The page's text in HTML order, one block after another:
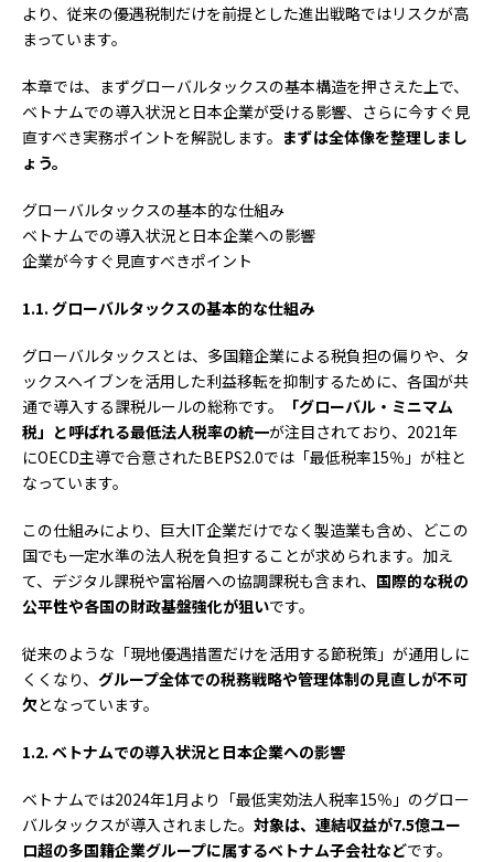
より、従来の優遇税制だけを前提とした進出戦略ではリスクが高
まっています。
本章では、まずグローバルタックスの基本構造を押さえた上で、
ベトナムでの導入状況と日本企業が受ける影響、さらに今すぐ見
直すべき実務ポイントを解説します。 まずは全体像を整理しまし
ょう。
グローバルタックスの基本的な仕組み
ベトナムでの導入状況と日本企業への影響
企業が今すぐ見直すべきポイント
1.1. グローバルタックスの基本的な仕組み
グローバルタックスとは、多国籍企業による税負担の偏りや、タ
ックスヘイブンを活用した利益移転を抑制するために、各国が共
通で導入する課税ルールの総称です。
「グローバル・ミニマム
税」と呼ばれる最低法人税率の統一が注目されており、2021年
にOECD主導で合意されたBEPS2.0では「最低税率15％」が柱と
なっています。
この仕組みにより、巨大IT企業だけでなく製造業も含め、どこの
国でも一定水準の法人税を負担することが求められます。加え
て、デジタル課税や富裕層への協調課税も含まれ、 国際的な税の
公平性や各国の財政基盤強化が狙いです。
従来のような「現地優遇措置だけを活用する節税策」が通用しに
くくなり、 グループ全体での税務戦略や管理体制の見直しが不可
欠となっています。
1.2. ベトナムでの導入状況と日本企業への影響
ベトナムでは2024年1月より「最低実効法人税率15％」のグロー
バルタックスが導入されました。 対象は、連結収益が7.5億ユー
ロ超の多国籍企業グループに属するベトナム子会社などです。